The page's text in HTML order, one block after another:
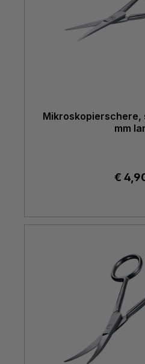
Mikroskopierschere,
mm
€